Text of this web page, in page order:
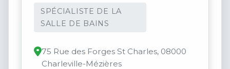
SPÉCIALISTE DE LA
SALLE DE BAINS
75 Rue des Forges St Charles, 08000
Charleville-Mézières